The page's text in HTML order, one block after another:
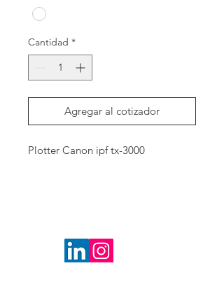
Cantidad *
Agregar al cotizador
Plotter Canon ipf tx-3000